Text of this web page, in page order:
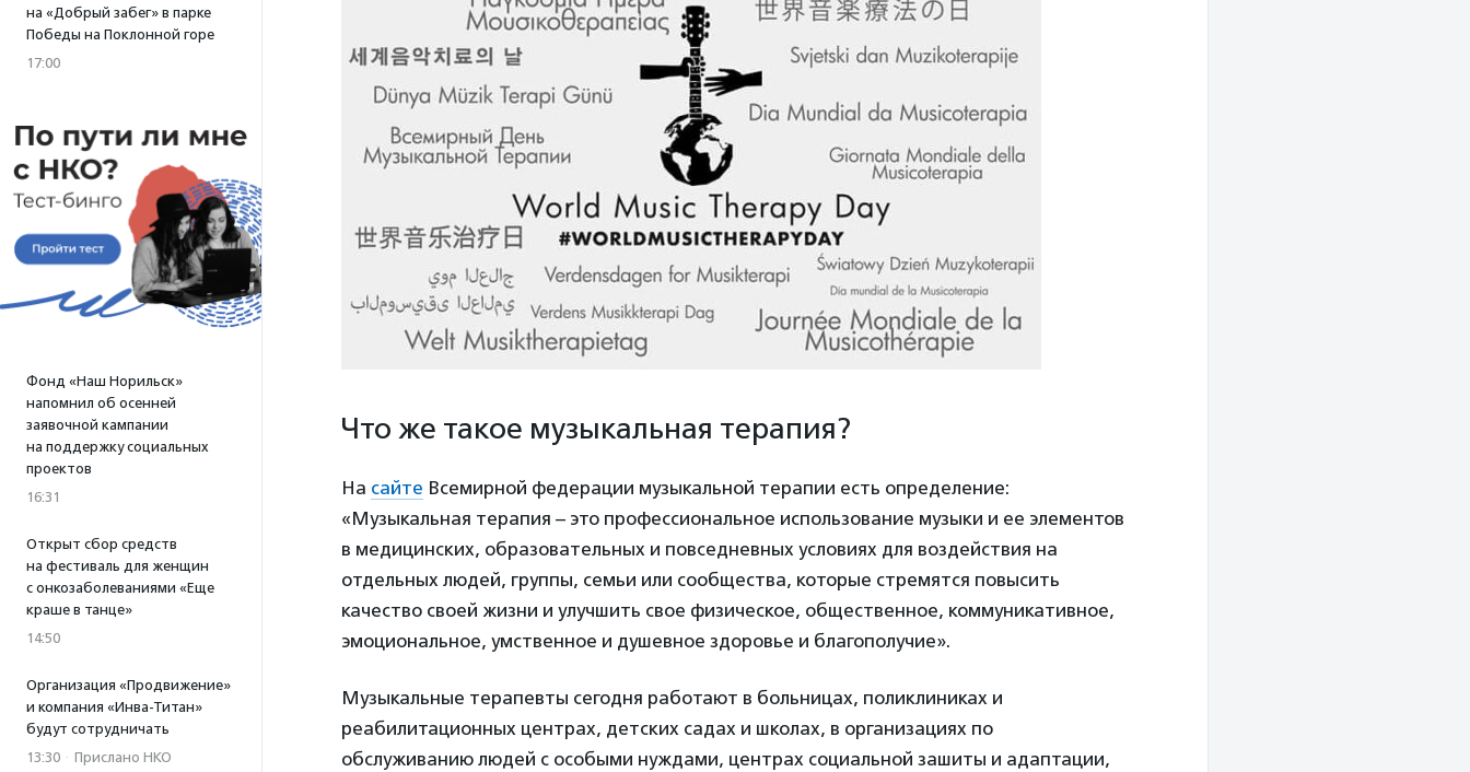
на «Добрый забег» в парке
Победы на Поклонной горе
17:00
Фонд «Наш Норильск»
напомнил об осенней
заявочной кампании
на поддержку социальных
проектов
16:31
Открыт сбор средств
на фестиваль для женщин
с онкозаболеваниями «Еще
краше в танце»
14:50
Организация «Продвижение»
и компания «Инва-Титан»
будут сотрудничать
13:30 · Прислано НКО
Что же такое музыкальная терапия?
На сайте Всемирной федерации музыкальной терапии есть определение:
«Музыкальная терапия – это профессиональное использование музыки и ее элементов
в медицинских, образовательных и повседневных условиях для воздействия на
отдельных людей, группы, семьи или сообщества, которые стремятся повысить
качество своей жизни и улучшить свое физическое, общественное, коммуникативное,
эмоциональное, умственное и душевное здоровье и благополучие».
Музыкальные терапевты сегодня работают в больницах, поликлиниках и
реабилитационных центрах, детских садах и школах, в организациях по
обслуживанию людей с особыми нуждами, центрах социальной зашиты и адаптации,